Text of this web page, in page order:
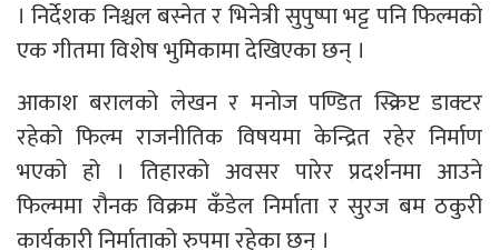
। निर्देशक निश्चल बस्नेत र भिनेत्री सुपुष्पा भट्ट पनि फिल्मको
एक गीतमा विशेष भुमिकामा देखिएका छन् ।
आकाश बरालको लेखन र मनोज पण्डित स्क्रिप्ट डाक्टर
रहेको फिल्म राजनीतिक विषयमा केन्द्रित रहेर निर्माण
भएको हो । तिहारको अवसर पारेर प्रदर्शनमा आउने
फिल्ममा रौनक विक्रम कँडेल निर्माता र सुरज बम ठकुरी
कार्यकारी निर्माताको रुपमा रहेका छन् ।